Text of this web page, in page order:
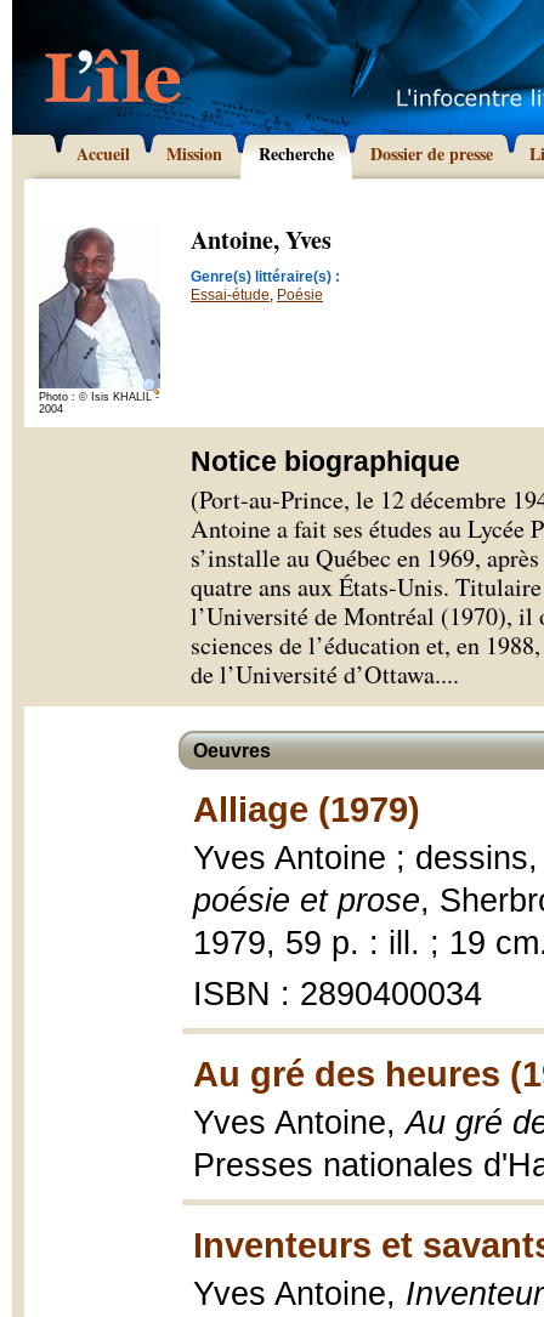
Accueil Mission Recherche Dossier de presse
Photo : © Isis KHALIL -
2004
Antoine, Yves
Genre(s) littéraire(s) :
Essai-étude, Poésie
Notice biographique
(Port-au-Prince, le 12 décembre
Antoine a fait ses études au Lycée
s’installe au Québec en 1969,
quatre ans aux États-Unis.
l’Université de Montréal (1970), il
sciences de l’éducation et, en
de l’Université d’Ottawa....
Oeuvres
Alliage (1979)
Yves Antoine ;
poésie et prose,
1979, 59 p. : ill. ; 19
ISBN : 2890400034
Au gré des heures
Yves Antoine,Au gré
Presses nationales
Inventeurs et
Yves Antoine,